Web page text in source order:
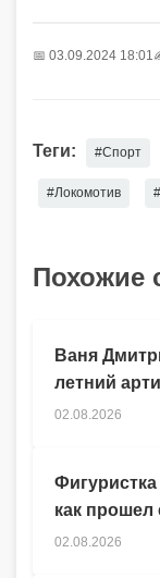
📅 03.09.2024 18:01
Теги: #Спорт
#Локомотив
Похожие
Ваня
летний
02.08.2026
как прошел
02.08.2026